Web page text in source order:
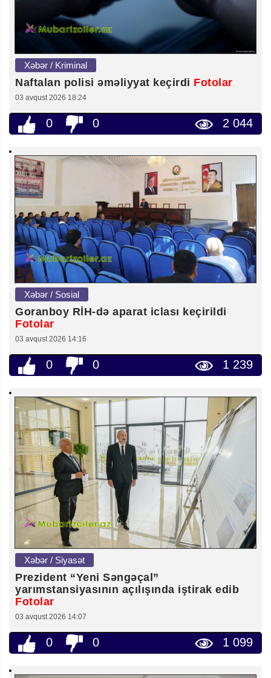
Xəbər / Kriminal
Naftalan polisi əməliyyat keçirdi Fotolar
03 avqust 2026 18:24
0 0 2 044
Xəbər / Sosial
Goranboy RİH-də aparat iclası keçirildi
Fotolar
03 avqust 2026 14:16
0 0 1 239
Xəbər / Siyasət
Prezident “Yeni Səngəçal”
yarımstansiyasının açılışında iştirak edib
Fotolar
03 avqust 2026 14:07
0 0 1 099